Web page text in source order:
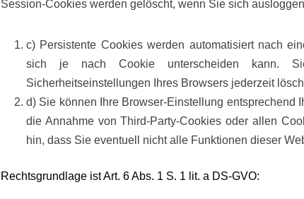
Session-Cookies werden gelöscht, wenn Sie sich
c) Persistente Cookies werden automatisiert nach
sich je nach Cookie unterscheiden kann.
Sicherheitseinstellungen Ihres Browsers jederzeit
d) Sie können Ihre Browser-Einstellung entsprechend
die Annahme von Third-Party-Cookies oder allen
hin, dass Sie eventuell nicht alle Funktionen dieser
Rechtsgrundlage ist Art. 6Abs. 1 S. 1 lit. a DS-GVO: